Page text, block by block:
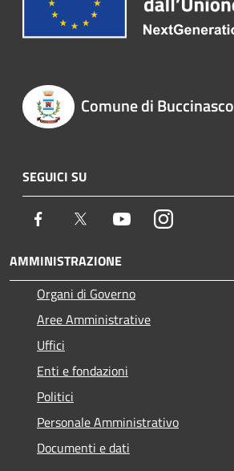
Comune di Buccinasco
SEGUICI SU
Facebook Twitter YoutubeInstagram
AMMINISTRAZIONE
Organi di Governo
Aree Amministrative
Uffici
Enti e fondazioni
Politici
Personale Amministrativo
Documenti e dati